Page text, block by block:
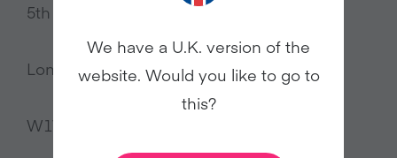
5th Floor
London
W1W 5PF
We have a U.K. version of the
website. Would you like to go to
this?